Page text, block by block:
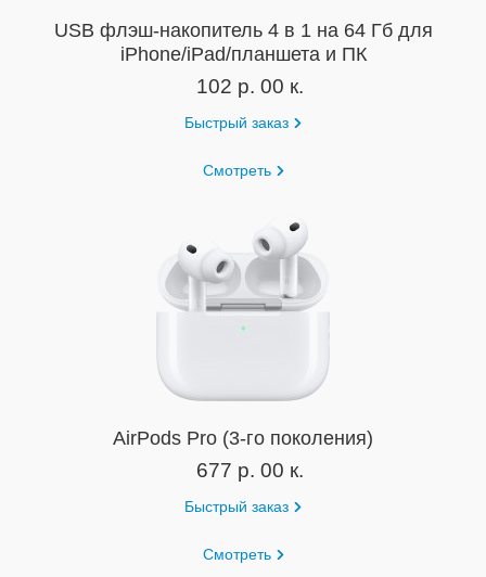
USB флэш-накопитель 4 в 1 на 64 Гб для
iPhone/iPad/планшета и ПК
102 р. 00 к.
Быстрый заказ
Смотреть
AirPods Pro (3-го поколения)
677 р. 00 к.
Быстрый заказ
Смотреть